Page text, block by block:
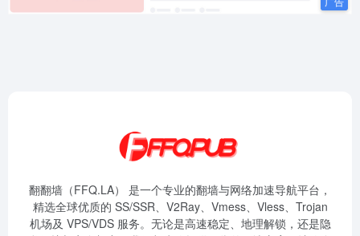
翻翻墙（FFQ.LA） 是一个专业的翻墙与网络加速导航平台，
精选全球优质的 SS/SSR、V2Ray、Vmess、Vless、Trojan
机场及 VPS/VDS 服务。无论是高速稳定、地理解锁，还是隐